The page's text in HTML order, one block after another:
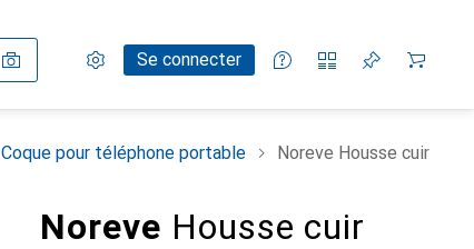
Paramètres
Compte clientSe connecter
Listes de comparaison
Listes d'envies
Panier
Coque pour téléphone portable Noreve Housse cuir
Noreve Housse cuir